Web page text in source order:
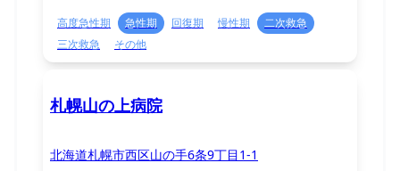
高度急性期 急性期 回復期 慢性期
二次救急
三次救急
その他
札幌山の上病院
北海道札幌市西区山の手6条9丁目1-1